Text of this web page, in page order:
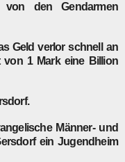
von den Gendarmen
Geld verlor schnell an
von 1 Mark eine Billion
Männer- und
ein Jugendheim